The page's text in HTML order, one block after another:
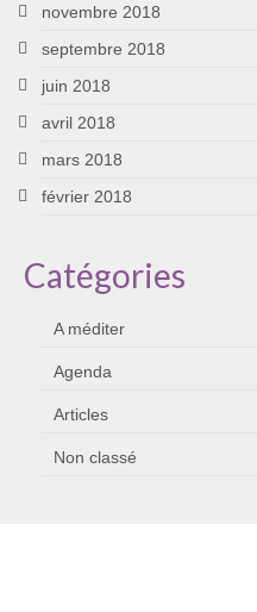
novembre 2018
septembre 2018
juin 2018
avril 2018
mars 2018
février 2018
Catégories
A méditer
Agenda
Articles
Non classé